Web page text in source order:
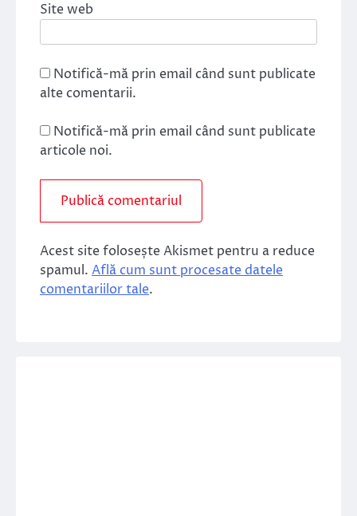
Site web
Notifică-mă prin email când sunt publicate
alte comentarii.
Notifică-mă prin email când sunt publicate
articole noi.
Acest site folosește Akismet pentru a reduce
spamul. Află cum sunt procesate datele
comentariilor tale.